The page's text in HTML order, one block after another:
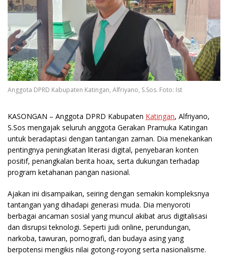
Anggota DPRD Kabupaten Katingan, Alfriyano, S.Sos. Foto: Ist
KASONGAN – Anggota DPRD Kabupaten Katingan, Alfriyano,
S.Sos mengajak seluruh anggota Gerakan Pramuka Katingan
untuk beradaptasi dengan tantangan zaman. Dia menekankan
pentingnya peningkatan literasi digital, penyebaran konten
positif, penangkalan berita hoax, serta dukungan terhadap
program ketahanan pangan nasional.
Ajakan ini disampaikan, seiring dengan semakin kompleksnya
tantangan yang dihadapi generasi muda. Dia menyoroti
berbagai ancaman sosial yang muncul akibat arus digitalisasi
dan disrupsi teknologi. Seperti judi online, perundungan,
narkoba, tawuran, pornografi, dan budaya asing yang
berpotensi mengikis nilai gotong-royong serta nasionalisme.